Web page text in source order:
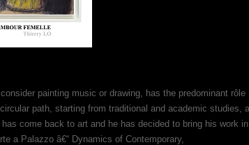
painting music or drawing, has the predominant rôle
path, starting from traditional and academic studies,
come back to art and he has decided to bring his work in
a Palazzo â€“ Dynamics of Contemporary,